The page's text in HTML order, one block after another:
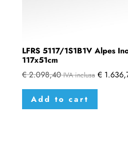
LFRS 5117/1S1B1V Alpes
117x51cm
€2.098,40 IVA inclusa €
Add to cart